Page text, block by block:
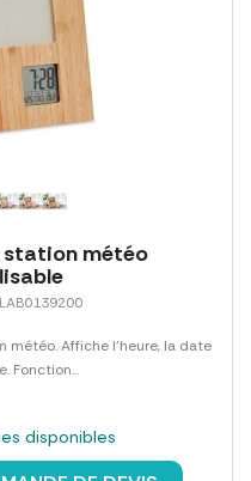
station météo
météo. Affiche l'heure, la date
Fonction...
disponibles